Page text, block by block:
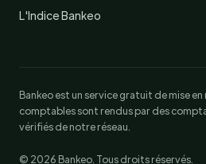
L'Indice Bankeo
Bankeo est un service gratuit de mise
comptables sont rendus par des
vérifiés de notre réseau.
© 2026 Bankeo. Tous droits réservés.